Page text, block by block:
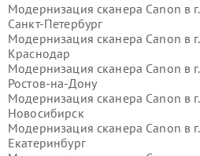
Модернизация сканера Canon в г.
Санкт-Петербург
Модернизация сканера Canon в г.
Краснодар
Модернизация сканера Canon в г.
Ростов-на-Дону
Модернизация сканера Canon в г.
Новосибирск
Модернизация сканера Canon в г.
Екатеринбург